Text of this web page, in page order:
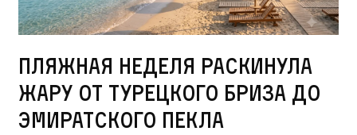
Пляжная неделя раскинула
жару от турецкого бриза до
эмиратского пекла